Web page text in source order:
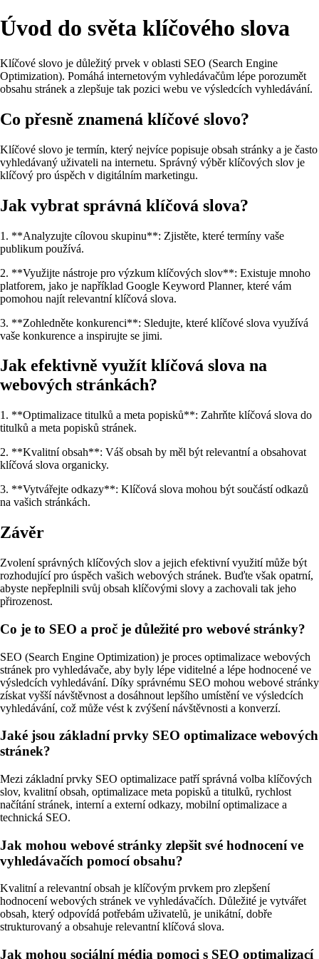
Úvod do světa klíčového slova
Klíčové slovo je důležitý prvek v oblasti SEO (Search Engine
Optimization). Pomáhá internetovým vyhledávačům lépe porozumět
obsahu stránek a zlepšuje tak pozici webu ve výsledcích vyhledávání.
Co přesně znamená klíčové slovo?
Klíčové slovo je termín, který nejvíce popisuje obsah stránky a je často
vyhledávaný uživateli na internetu. Správný výběr klíčových slov je
klíčový pro úspěch v digitálním marketingu.
Jak vybrat správná klíčová slova?
1. **Analyzujte cílovou skupinu**: Zjistěte, které termíny vaše
publikum používá.
2. **Využijte nástroje pro výzkum klíčových slov**: Existuje mnoho
platforem, jako je například Google Keyword Planner, které vám
pomohou najít relevantní klíčová slova.
3. **Zohledněte konkurenci**: Sledujte, které klíčové slova využívá
vaše konkurence a inspirujte se jimi.
Jak efektivně využít klíčová slova na
webových stránkách?
1. **Optimalizace titulků a meta popisků**: Zahrňte klíčová slova do
titulků a meta popisků stránek.
2. **Kvalitní obsah**: Váš obsah by měl být relevantní a obsahovat
klíčová slova organicky.
3. **Vytvářejte odkazy**: Klíčová slova mohou být součástí odkazů
na vašich stránkách.
Závěr
Zvolení správných klíčových slov a jejich efektivní využití může být
rozhodující pro úspěch vašich webových stránek. Buďte však opatrní,
abyste nepřeplnili svůj obsah klíčovými slovy a zachovali tak jeho
přirozenost.
Co je to SEO a proč je důležité pro webové stránky?
SEO (Search Engine Optimization) je proces optimalizace webových
stránek pro vyhledávače, aby byly lépe viditelné a lépe hodnocené ve
výsledcích vyhledávání. Díky správnému SEO mohou webové stránky
získat vyšší návštěvnost a dosáhnout lepšího umístění ve výsledcích
vyhledávání, což může vést k zvýšení návštěvnosti a konverzí.
Jaké jsou základní prvky SEO optimalizace webových
stránek?
Mezi základní prvky SEO optimalizace patří správná volba klíčových
slov, kvalitní obsah, optimalizace meta popisků a titulků, rychlost
načítání stránek, interní a externí odkazy, mobilní optimalizace a
technická SEO.
Jak mohou webové stránky zlepšit své hodnocení ve
vyhledávačích pomocí obsahu?
Kvalitní a relevantní obsah je klíčovým prvkem pro zlepšení
hodnocení webových stránek ve vyhledávačích. Důležité je vytvářet
obsah, který odpovídá potřebám uživatelů, je unikátní, dobře
strukturovaný a obsahuje relevantní klíčová slova.
Jak mohou sociální média pomoci s SEO optimalizací